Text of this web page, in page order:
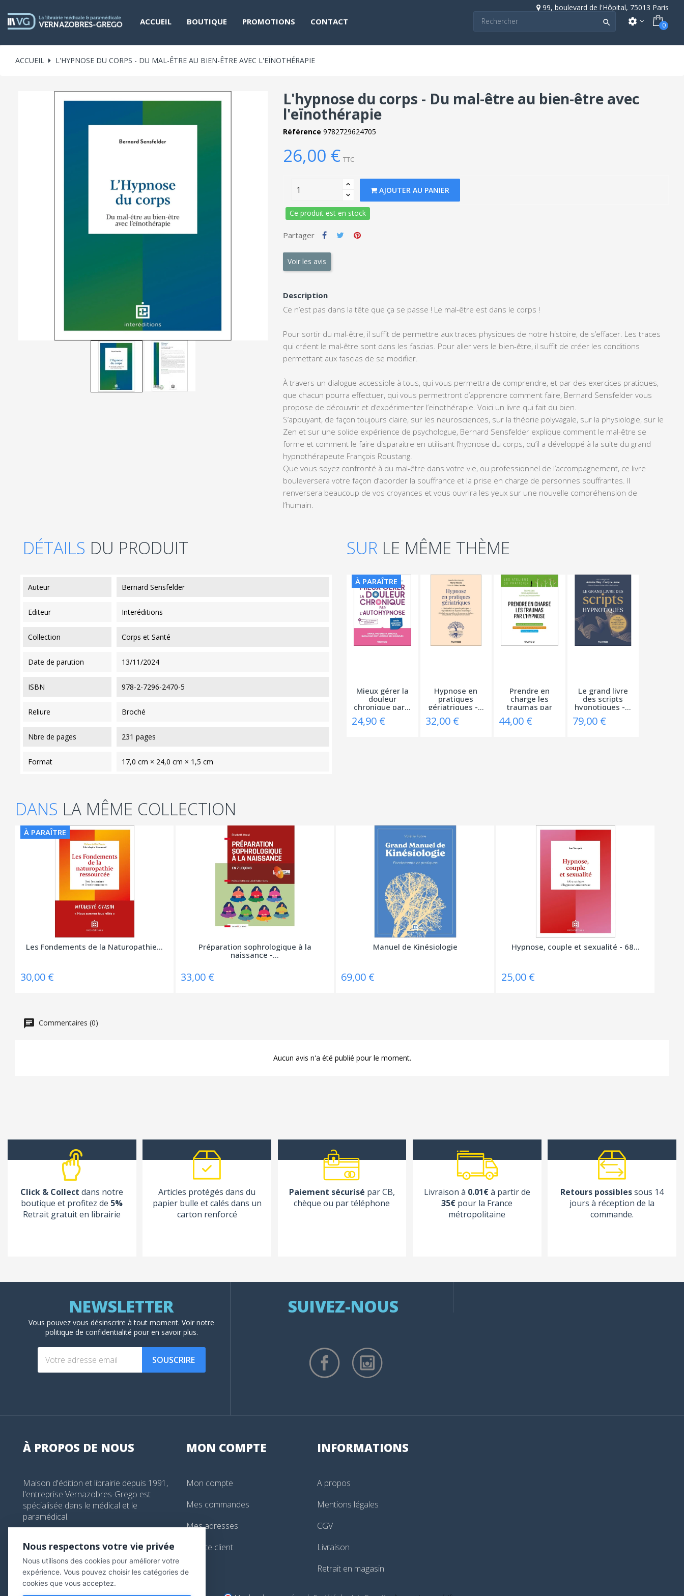
99, boulevard de l'Hôpital, 75013 Paris
ACCUEIL BOUTIQUE PROMOTIONS CONTACT  settings 0
ACCUEIL L'HYPNOSE DU CORPS - DU MAL-ÊTRE AU BIEN-ÊTRE AVEC L'EÏNOTHÉRAPIE
L'hypnose du corps - Du mal-être au bien-être avec
l'eïnothérapie
Référence 9782729624705
26,00 € TTC
AJOUTER AU PANIER
Ce produit est en stock
Partager
Voir les avis
Description
Ce n’est pas dans la tête que ça se passe ! Le mal-être est dans le corps !
Pour sortir du mal-être, il suffit de permettre aux traces physiques de notre histoire, de s’effacer. Les traces
qui créent le mal-être sont dans les fascias. Pour aller vers le bien-être, il suffit de créer les conditions
permettant aux fascias de se modifier.
À travers un dialogue accessible à tous, qui vous permettra de comprendre, et par des exercices pratiques,
que chacun pourra effectuer, qui vous permettront d’apprendre comment faire, Bernard Sensfelder vous
propose de découvrir et d’expérimenter l’eïnothérapie. Voici un livre qui fait du bien.
S’appuyant, de façon toujours claire, sur les neurosciences, sur la théorie polyvagale, sur la physiologie, sur le
Zen et sur une solide expérience de psychologue, Bernard Sensfelder explique comment le mal-être se
forme et comment le faire disparaitre en utilisant l’hypnose du corps, qu’il a développé à la suite du grand
hypnothérapeute François Roustang.
Que vous soyez confronté à du mal-être dans votre vie, ou professionnel de l’accompagnement, ce livre
bouleversera votre façon d’aborder la souffrance et la prise en charge de personnes souffrantes. Il
renversera beaucoup de vos croyances et vous ouvrira les yeux sur une nouvelle compréhension de
l’humain.
DÉTAILS DU PRODUIT
auteur Bernard Sensfelder
editeur Interéditions
collection Corps et Santé
date de parution 13/11/2024
ISBN 978-2-7296-2470-5
reliure Broché
nbre de pages 231 pages
format 17,0 cm × 24,0 cm × 1,5 cm
SUR LE MÊME THÈME
À PARAÎTRE
Mieux gérer la
douleur
chronique par...
24,90 €
Hypnose en
pratiques
gériatriques -...
32,00 €
Prendre en
charge les
traumas par
44,00 €
Le grand livre
des scripts
hypnotiques -...
79,00 €
DANS LA MÊME COLLECTION
À PARAÎTRE
Les Fondements de la Naturopathie...
30,00 €
Préparation sophrologique à la
naissance -...
33,00 €
Manuel de Kinésiologie
69,00 €
Hypnose, couple et sexualité - 68...
25,00 €
Commentaires (0)
Aucun avis n'a été publié pour le moment.
Click & Collect dans notre
boutique et profitez de 5%
Retrait gratuit en librairie
Articles protégés dans du
papier bulle et calés dans un
carton renforcé
Paiement sécurisé par CB,
chèque ou par téléphone
Livraison à 0.01€à partir de
35€ pour la France
métropolitaine
Retours possiblessous 14
jours à réception de la
commande.
Vous pouvez vous désinscrire à tout moment. Voirnotre
politique de confidentialité pour en savoir plus.
SOUSCRIRE
SUIVEZ-NOUS
À PROPOS DE NOUS
Maison d'édition et librairie depuis 1991,
l'entreprise Vernazobres-Grego est
spécialisée dans le médical et le
paramédical.
librairie@vg-editions.com
MON COMPTE
Mon compte
Mes commandes
Mes adresses
Service client
INFORMATIONS
A propos
Mentions légales
CGV
Livraison
Retrait en magasin
Nous respectons votre vie privée
Nous utilisons des cookies pour améliorer votre
expérience. Vous pouvez choisir les catégories de
cookies que vous acceptez.